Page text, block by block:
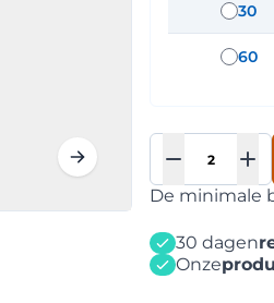
30
60
Aantal
De minimale
30 dagen
Onze